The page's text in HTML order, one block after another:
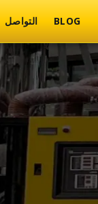
BLOG التواصل